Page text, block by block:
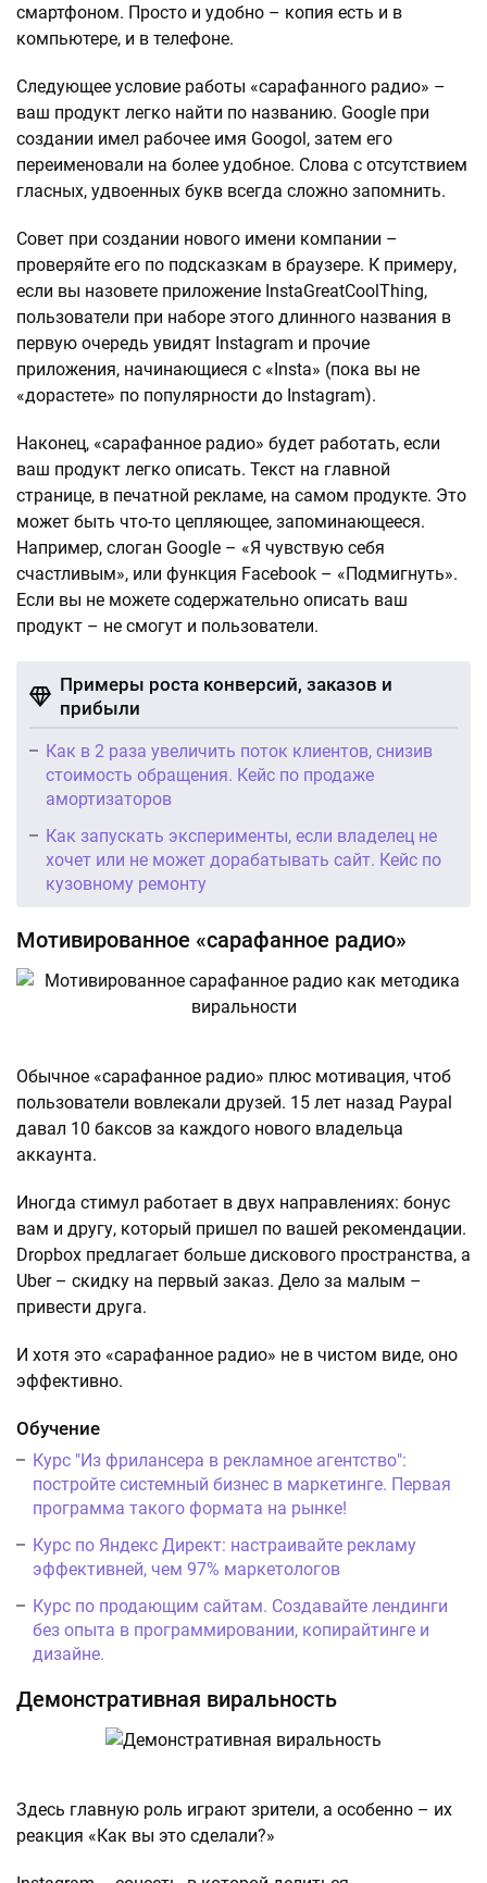
смартфоном. Просто и удобно – копия есть и в
компьютере, и в телефоне.
Следующее условие работы «сарафанного радио» –
ваш продукт легко найти по названию. Google при
создании имел рабочее имя Googol, затем его
переименовали на более удобное. Слова с отсутствием
гласных, удвоенных букв всегда сложно запомнить.
Совет при создании нового имени компании –
проверяйте его по подсказкам в браузере. К примеру,
если вы назовете приложение InstaGreatCoolThing,
пользователи при наборе этого длинного названия в
первую очередь увидят Instagram и прочие
приложения, начинающиеся с «Insta» (пока вы не
«дорастете» по популярности до Instagram).
Наконец, «сарафанное радио» будет работать, если
ваш продукт легко описать. Текст на главной
странице, в печатной рекламе, на самом продукте. Это
может быть что-то цепляющее, запоминающееся.
Например, слоган Google – «Я чувствую себя
счастливым», или функция Facebook – «Подмигнуть».
Если вы не можете содержательно описать ваш
продукт – не смогут и пользователи.
Примеры роста конверсий, заказов и
прибыли
Как в 2 раза увеличить поток клиентов, снизив
стоимость обращения. Кейс по продаже
амортизаторов
Как запускать эксперименты, если владелец не
хочет или не может дорабатывать сайт. Кейс по
кузовному ремонту
Мотивированное «сарафанное радио»
Обычное «сарафанное радио» плюс мотивация, чтоб
пользователи вовлекали друзей. 15 лет назад Paypal
давал 10 баксов за каждого нового владельца
аккаунта.
Иногда стимул работает в двух направлениях: бонус
вам и другу, который пришел по вашей рекомендации.
Dropbox предлагает больше дискового пространства, а
Uber – скидку на первый заказ. Дело за малым –
привести друга.
И хотя это «сарафанное радио» не в чистом виде, оно
эффективно.
Обучение
Курс "Из фрилансера в рекламное агентство":
постройте системный бизнес в маркетинге. Первая
программа такого формата на рынке!
Курс по Яндекс Директ: настраивайте рекламу
эффективней, чем 97% маркетологов
Курс по продающим сайтам. Создавайте лендинги
без опыта в программировании, копирайтинге и
дизайне.
Демонстративная виральность
Здесь главную роль играют зрители, а особенно – их
реакция «Как вы это сделали?»